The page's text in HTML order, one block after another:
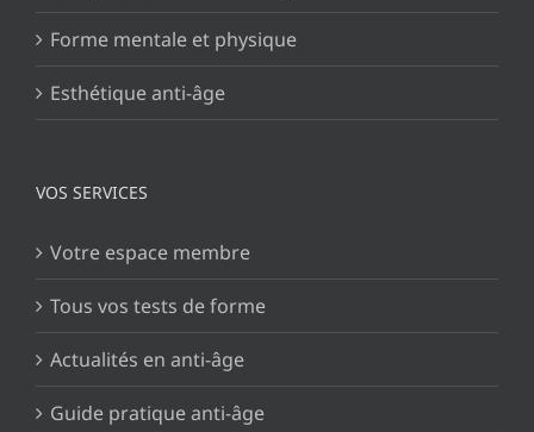
Forme mentale et physique
Esthétique anti-âge
VOS SERVICES
Votre espace membre
Tous vos tests de forme
Actualités en anti-âge
Guide pratique anti-âge